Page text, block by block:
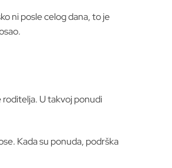
ni posle celog dana, to je
roditelja. U takvoj ponudi
Kada su ponuda, podrška